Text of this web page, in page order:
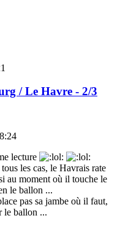
/ Le Havre - 2/3
lecture
les cas, le Havrais rate
au moment où il touche le
le ballon ...
pas sa jambe où il faut,
le ballon ...